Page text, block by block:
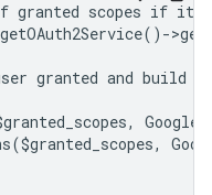
granted scopes if it
granted and build